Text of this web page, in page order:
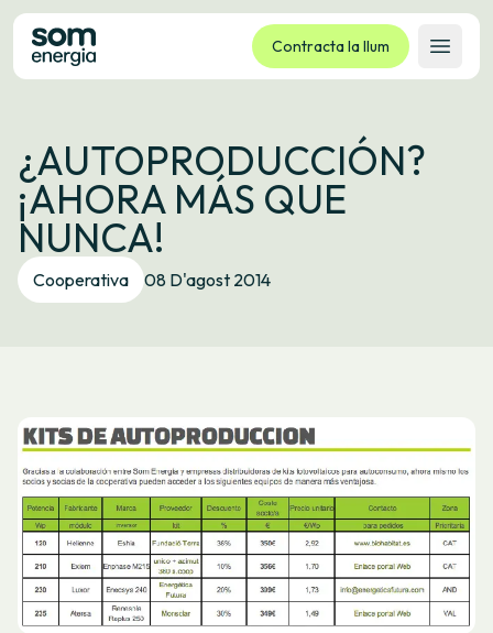
Contracta la llum
Obrir
Tarifes
Serveis
Empreses
La cooperativa
Contacte
¿AUTOPRODUCCIÓN?
¡AHORA MÁS QUE
NUNCA!
Cooperativa 08 D'agost 2014